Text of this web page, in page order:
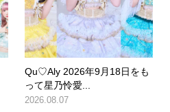
Qu♡Aly 2026年9月18日をも
って星乃怜愛...
2026.08.07